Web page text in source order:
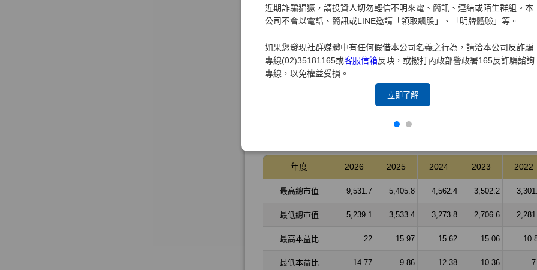
近期詐騙猖獗，請投資人切勿輕信不明來電、簡訊、連結或陌生群組。本
公司不會以電話、簡訊或LINE邀請「領取飆股」、「明牌體驗」等。
如果您發現社群媒體中有任何假借本公司名義之行為，請洽本公司反詐騙
專線(02)35181165或客服信箱反映，或撥打內政部警政署165反詐騙諮詢
專線，以免權益受損。
立即了解